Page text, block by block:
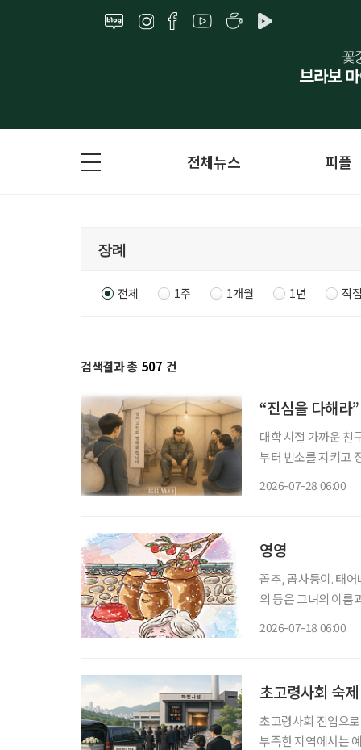
전체뉴스 피플
전체 1주 1개월 1년 직
검색결과 총 507 건
“진심을 다해라”
대학 시절 가까운 친
부터 빈소를 지키고
2026-07-28 06:00
영영
꼽추, 곱사등이. 태어나 처음으로
의 등은 그녀의 이름
2026-07-18 06:00
초고령사회 숙
초고령사회 진입으
부족한 지역에서는